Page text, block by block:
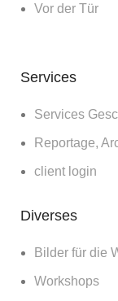
Vor der Tür
Services
Services
Reportage,
client login
Diverses
Bilder für die
Workshops